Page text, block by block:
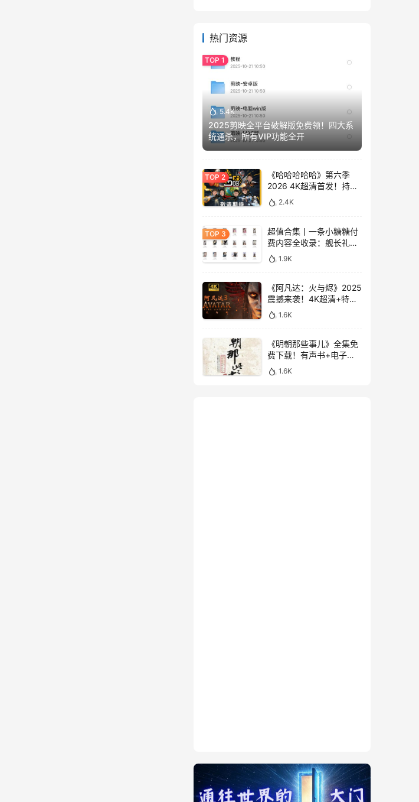
热门资源
5.4K
2025剪映全平台破解版免费领！四大系
统通杀，所有VIP功能全开
《哈哈哈哈哈》第六季
2026 4K超清首发！持续
更新免费看
2.4K
超值合集丨一条小糖糖付
费内容全收录：舰长礼包
+精选热舞+助眠视频
1.9K
《阿凡达：火与烬》2025
震撼来袭！4K超清+特效
中字，附前两部经典
1.6K
《明朝那些事儿》全集免
费下载！有声书+电子书
大合集，3.1GB超值珍藏
版
1.6K